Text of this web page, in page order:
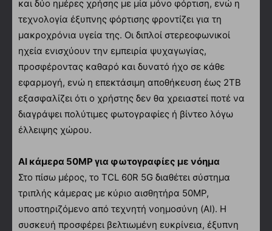
και δύο ημέρες χρήσης με μία μόνο φόρτιση, ενώ η
τεχνολογία έξυπνης φόρτισης φροντίζει για τη
μακροχρόνια υγεία της. Οι διπλοί στερεοφωνικοί
ηχεία ενισχύουν την εμπειρία ψυχαγωγίας,
προσφέροντας καθαρό και δυνατό ήχο σε κάθε
εφαρμογή, ενώ η επεκτάσιμη αποθήκευση έως 2TB
εξασφαλίζει ότι ο χρήστης δεν θα χρειαστεί ποτέ να
διαγράψει πολύτιμες φωτογραφίες ή βίντεο λόγω
έλλειψης χώρου.
AI κάμερα 50MP για φωτογραφίες με νόημα
Στο πίσω μέρος, το TCL 60R 5G διαθέτει σύστημα
τριπλής κάμερας με κύριο αισθητήρα 50MP,
υποστηριζόμενο από τεχνητή νοημοσύνη (AI). Η
συσκευή προσφέρει βελτιωμένη ευκρίνεια, έξυπνη